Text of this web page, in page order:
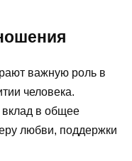
важную роль в
человека.
в общее
любви, поддержки